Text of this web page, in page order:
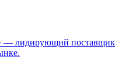
— лидирующий поставщик